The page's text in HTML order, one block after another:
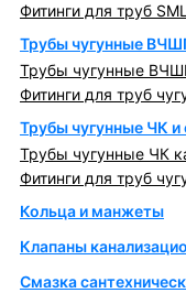
Фитинги для труб
Трубы чугунные
Трубы чугунные
Фитинги для труб
Трубы чугунные ЧК и
Трубы чугунные ЧК
Фитинги для труб
Кольца и манжеты
Клапаны
Смазка